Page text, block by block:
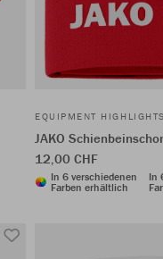
EQUIPMENT
JAKO
12,00 CHF
In 6 verschiedenen
Farben erhältlich
In